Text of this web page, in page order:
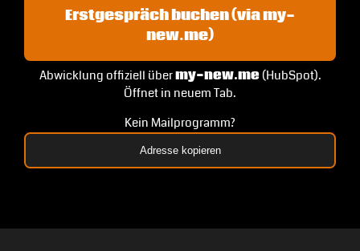
Erstgespräch buchen (via my-
new.me)
Abwicklung offiziell übermy-new.me(HubSpot).
Öffnet in neuem Tab.
Kein Mailprogramm?
Adresse kopieren